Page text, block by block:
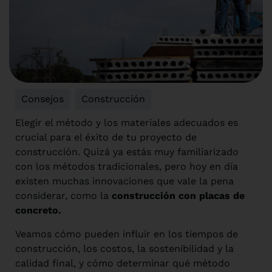
Consejos Construcción
Elegir el método y los materiales adecuados es
crucial para el éxito de tu proyecto de
construcción. Quizá ya estás muy familiarizado
con los métodos tradicionales, pero hoy en día
existen muchas innovaciones que vale la pena
considerar, como la construcción con placas de
concreto.
Veamos cómo pueden influir en los tiempos de
construcción, los costos, la sostenibilidad y la
calidad final, y cómo determinar qué método